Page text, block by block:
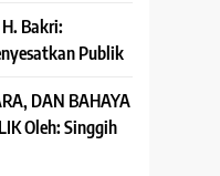
Bakri:
Publik
DAN BAHAYA
Oleh: Singgih